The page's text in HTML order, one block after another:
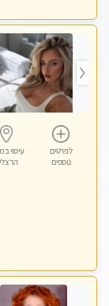
לפרטים
נוספים
עיסוי